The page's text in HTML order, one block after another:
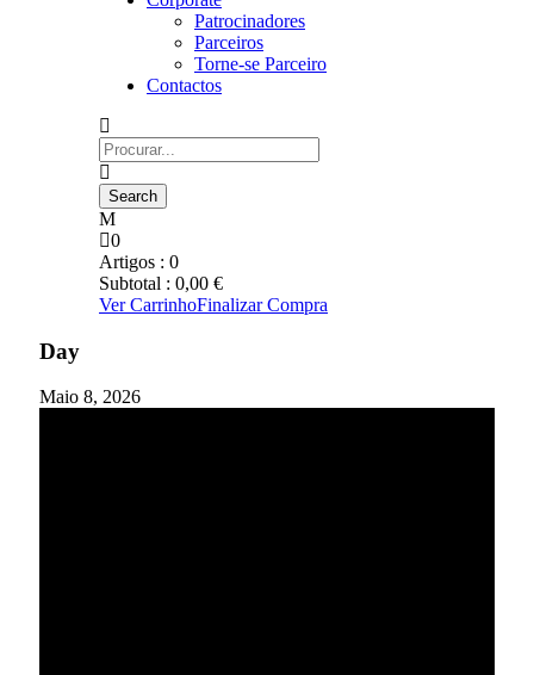
Patrocinadores
Parceiros
Torne-se Parceiro
Contactos
0
Artigos : 0
Subtotal : 0,00 €
Ver CarrinhoFinalizar Compra
Day
Maio 8, 2026